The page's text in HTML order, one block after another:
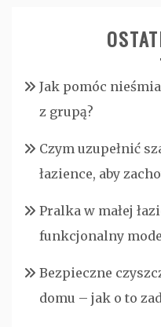
Jak pomóc
z grupą?
Czym uzupełnić
łazience, aby
Pralka w małej
funkcjonalny
Bezpieczne
domu – jak o to